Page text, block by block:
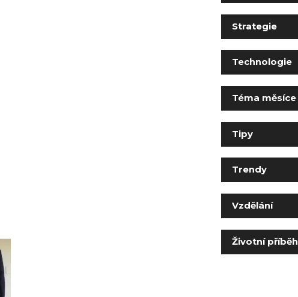
Strategie
Technologie
Téma měsíce
Tipy
Trendy
Vzdělání
Životní příběh